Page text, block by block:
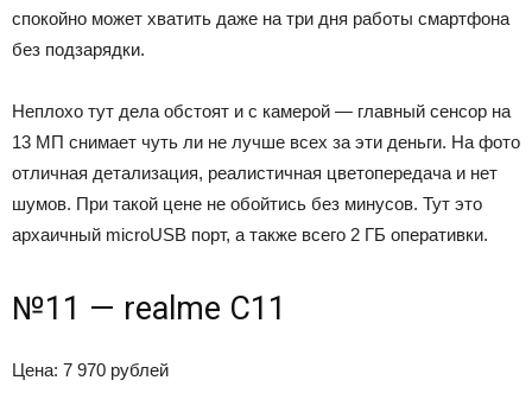
спокойно может хватить даже на три дня работы смартфона
без подзарядки.
Неплохо тут дела обстоят и с камерой — главный сенсор на
13 МП снимает чуть ли не лучше всех за эти деньги. На фото
отличная детализация, реалистичная цветопередача и нет
шумов. При такой цене не обойтись без минусов. Тут это
архаичный microUSB порт, а также всего 2 ГБ оперативки.
№11 — realme C11
Цена: 7 970 рублей